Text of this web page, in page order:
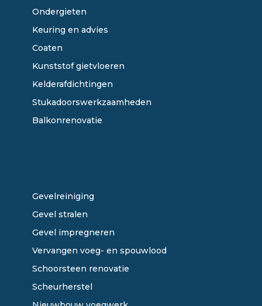
Ondergieten
Keuring en advies
Coaten
Kunststof gietvloeren
Kelderafdichtingen
Stukadoorswerkzaamheden
Balkonrenovatie
Gevelreiniging
Gevel stralen
Gevel impregneren
Vervangen voeg- en spouwlood
Schoorsteen renovatie
Scheurherstel